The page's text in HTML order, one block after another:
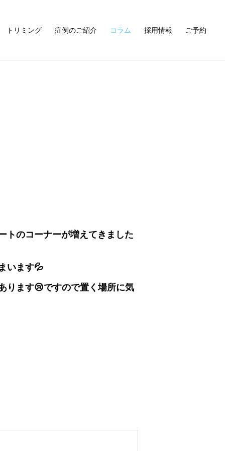
トリミング 症例のご紹介 コラム 採用情報 ご予約
トのコーナーが増えてきました
います💦
ります😢ですので置く場所に気